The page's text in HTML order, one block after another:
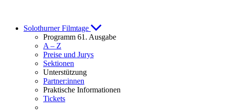
Solothurner Filmtage
Programm 61. Ausgabe
A – Z
Preise und Jurys
Sektionen
Unterstützung
Partner:innen
Praktische Informationen
Tickets